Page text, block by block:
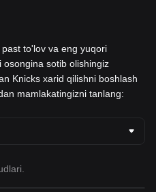
to'lov va eng yuqori
osongina sotib olishingiz
Knicks xarid qilishni boshlash
mamlakatingizni tanlang: